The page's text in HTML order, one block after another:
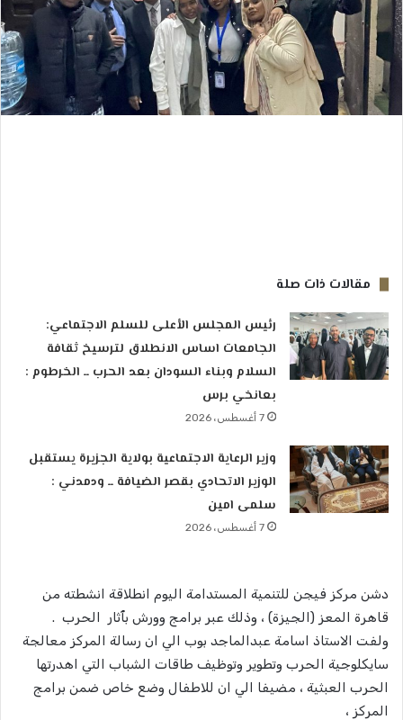
مقالات ذات صلة
رئيس المجلس الأعلى للسلم الاجتماعي:
الجامعات اساس الانطلاق لترسيخ ثقافة
السلام وبناء السودان بعد الحرب ــ الخرطوم :
بعانخي برس
7 أغسطس، 2026
وزير الرعاية الاجتماعية بولاية الجزيرة يستقبل
الوزير الاتحادي بقصر الضيافة ــ ودمدني :
سلمى امين
7 أغسطس، 2026
دشن مركز فيجن للتنمية المستدامة اليوم انطلاقة انشطته من
قاهرة المعز (الجيزة) ، وذلك عبر برامج وورش بٱثار الحرب .
ولفت الاستاذ اسامة عبدالماجد بوب الي ان رسالة المركز معالجة
سايكلوجية الحرب وتطوير وتوظيف طاقات الشباب التي اهدرتها
الحرب العبثية ، مضيفا الي ان للاطفال وضع خاص ضمن برامج
المركز ،